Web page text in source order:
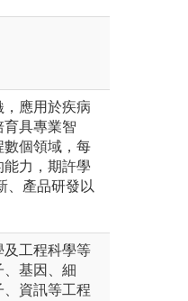
應用於疾病
具專業智
數個領域，每
力，期許學
、產品研發以
及工程科學等
基因、細
資訊等工程